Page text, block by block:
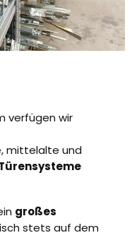
verfügen wir
mittelalte und
großes
stets auf dem